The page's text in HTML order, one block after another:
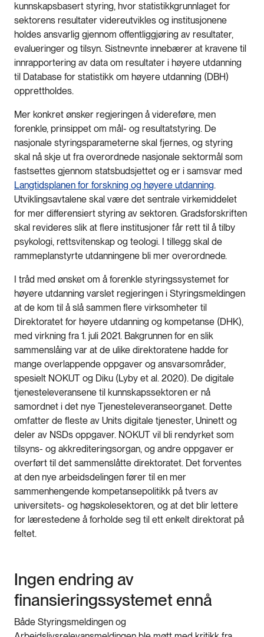
kunnskapsbasert styring, hvor statistikkgrunnlaget for
sektorens resultater videreutvikles og institusjonene
holdes ansvarlig gjennom offentliggjøring av resultater,
evalueringer og tilsyn. Sistnevnte innebærer at kravene til
innrapportering av data om resultater i høyere utdanning
til Database for statistikk om høyere utdanning (DBH)
opprettholdes.
Mer konkret ønsker regjeringen å videreføre, men
forenkle, prinsippet om mål- og resultatstyring. De
nasjonale styringsparameterne skal fjernes, og styring
skal nå skje ut fra overordnede nasjonale sektormål som
fastsettes gjennom statsbudsjettet og er i samsvar med
Langtidsplanen for forskning og høyere utdanning.
Utviklingsavtalene skal være det sentrale virkemiddelet
for mer differensiert styring av sektoren. Gradsforskriften
skal revideres slik at flere institusjoner får rett til å tilby
psykologi, rettsvitenskap og teologi. I tillegg skal de
rammeplanstyrte utdanningene bli mer overordnede.
I tråd med ønsket om å forenkle styringssystemet for
høyere utdanning varslet regjeringen i Styringsmeldingen
at de kom til å slå sammen flere virksomheter til
Direktoratet for høyere utdanning og kompetanse (DHK),
med virkning fra 1. juli 2021. Bakgrunnen for en slik
sammenslåing var at de ulike direktoratene hadde for
mange overlappende oppgaver og ansvarsområder,
spesielt NOKUT og Diku (Lyby et al. 2020). De digitale
tjenesteleveransene til kunnskapssektoren er nå
samordnet i det nye Tjenesteleveranseorganet. Dette
omfatter de fleste av Units digitale tjenester, Uninett og
deler av NSDs oppgaver. NOKUT vil bli rendyrket som
tilsyns- og akkrediteringsorgan, og andre oppgaver er
overført til det sammenslåtte direktoratet. Det forventes
at den nye arbeidsdelingen fører til en mer
sammenhengende kompetansepolitikk på tvers av
universitets- og høgskolesektoren, og at det blir lettere
for lærestedene å forholde seg til ett enkelt direktorat på
feltet.
Ingen endring av
finansieringssystemet ennå
Både Styringsmeldingen og